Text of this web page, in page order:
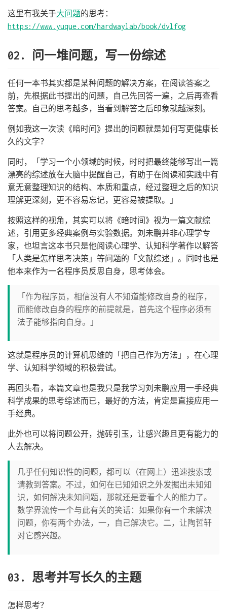
这里有我关于大问题的思考：
https://www.yuque.com/hardwaylab/book/dvlfog
02. 问一堆问题，写一份综述
任何一本书其实都是某种问题的解决方案，在阅读答案之
前，先根据此书提出的问题，自己先回答一遍，之后再查看
答案。自己的思考越多，当看到解答之后印象就越深刻。
例如我这一次读《暗时间》提出的问题就是如何写更健康长
久的文字？
同时，「学习一个小领域的时候，时时把最终能够写出一篇
漂亮的综述放在大脑中提醒自己，有助于在阅读和实践中有
意无意整理知识的结构、本质和重点，经过整理之后的知识
理解更深刻，更不容易忘记，更容易被提取。」
按照这样的视角，其实可以将《暗时间》视为一篇文献综
述，引用更多经典案例与实验数据。刘未鹏并非心理学专
家，也坦言这本书只是他阅读心理学、认知科学著作以解答
「人类是怎样思考决策」等问题的「文献综述」。同时也是
他本来作为一名程序员反思自身，思考体会。
「作为程序员，相信没有人不知道能修改自身的程序，
而能修改自身的程序的前提就是，首先这个程序必须有
法子能够指向自身。」
这就是程序员的计算机思维的「把自己作为方法」，在心理
学、认知科学领域的积极尝试。
再回头看，本篇文章也是我只是我学习刘未鹏应用一手经典
科学成果的思考综述而已，最好的方法，肯定是直接应用一
手经典。
此外也可以将问题公开，抛砖引玉，让感兴趣且更有能力的
人去解决。
几乎任何知识性的问题，都可以（在网上）迅速搜索或
请教到答案。不过，如何在已知知识之外发掘出未知知
识，如何解决未知问题，那就还是要看个人的能力了。
数学界流传一个与此有关的笑话：如果你有一个未解决
问题，你有两个办法，一，自己解决它。二，让陶哲轩
对它感兴趣。
03. 思考并写长久的主题
怎样思考？